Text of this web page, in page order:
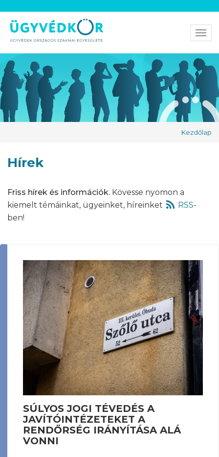
Kezdőlap
Hírek
Friss hírek és információk. Kövesse nyomon a
kiemelt témáinkat, ügyeinket, híreinket
RSS-
ben!
SÚLYOS JOGI TÉVEDÉS A
JAVÍTÓINTÉZETEKET A
RENDŐRSÉG IRÁNYÍTÁSA ALÁ
VONNI